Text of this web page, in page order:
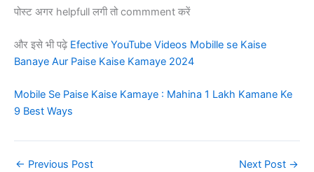
पोस्ट अगर helpfull लगी तो commment करें
और इसे भी पढ़े Efective YouTube Videos Mobille se Kaise
Banaye Aur Paise Kaise Kamaye 2024
Mobile Se Paise Kaise Kamaye : Mahina 1 Lakh Kamane Ke
9 Best Ways
← Previous Post Next Post →